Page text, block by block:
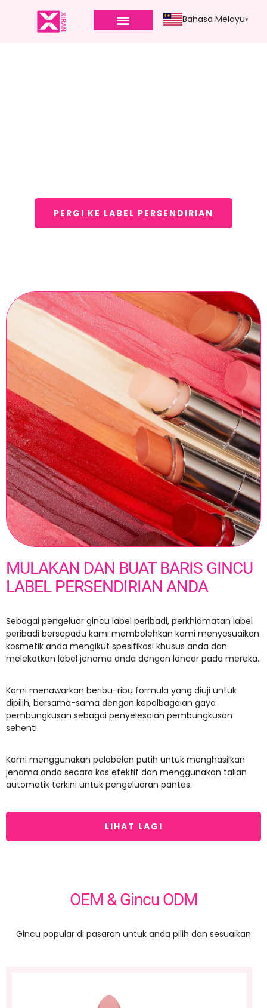
Bahasa Melayu
PERGI KE LABEL PERSENDIRIAN
MULAKAN DAN BUAT BARIS GINCU
LABEL PERSENDIRIAN ANDA
Sebagai pengeluar gincu label peribadi, perkhidmatan label
peribadi bersepadu kami membolehkan kami menyesuaikan
kosmetik anda mengikut spesifikasi khusus anda dan
melekatkan label jenama anda dengan lancar pada mereka.
Kami menawarkan beribu-ribu formula yang diuji untuk
dipilih, bersama-sama dengan kepelbagaian gaya
pembungkusan sebagai penyelesaian pembungkusan
sehenti.
Kami menggunakan pelabelan putih untuk menghasilkan
jenama anda secara kos efektif dan menggunakan talian
automatik terkini untuk pengeluaran pantas.
LIHAT LAGI
OEM & Gincu ODM
Gincu popular di pasaran untuk anda pilih dan sesuaikan